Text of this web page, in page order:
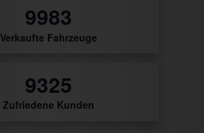
10417
Verkaufte Fahrzeuge
9730
Zufriedene Kunden